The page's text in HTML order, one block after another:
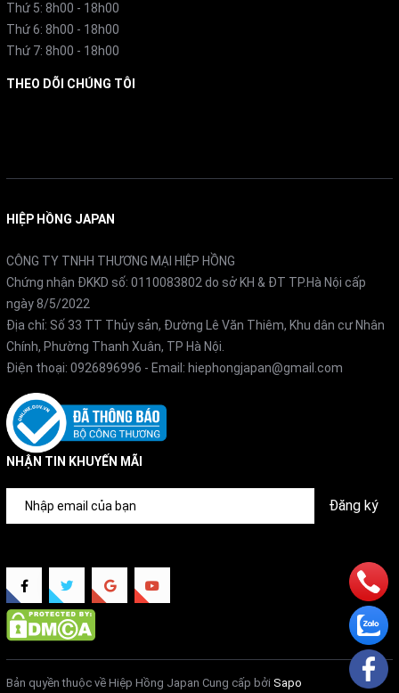
Thứ 5: 8h00 - 18h00
Thứ 6: 8h00 - 18h00
Thứ 7: 8h00 - 18h00
THEO DÕI CHÚNG TÔI
HIỆP HỒNG JAPAN
CÔNG TY TNHH THƯƠNG MẠI HIỆP HỒNG
Chứng nhận ĐKKD số: 0110083802 do sở KH & ĐT TP.Hà Nội cấp
ngày 8/5/2022
Địa chỉ: Số 33 TT Thủy sản, Đường Lê Văn Thiêm, Khu dân cư Nhân
Chính, Phường Thanh Xuân, TP Hà Nội.
Điện thoại: 0926896996 - Email: hiephongjapan@gmail.com
NHẬN TIN KHUYẾN MÃI
Đăng ký
Bản quyền thuộc về Hiệp Hồng Japan Cung cấp bởi Sapo